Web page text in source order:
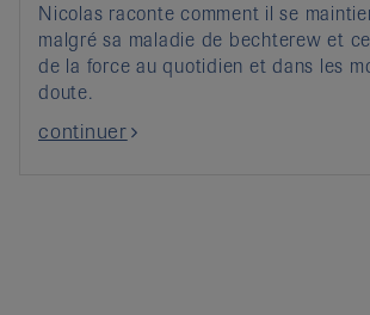
Nicolas raconte comment il se
malgré sa maladie de bechterew et
de la force au quotidien et dans les
doute.
continuer